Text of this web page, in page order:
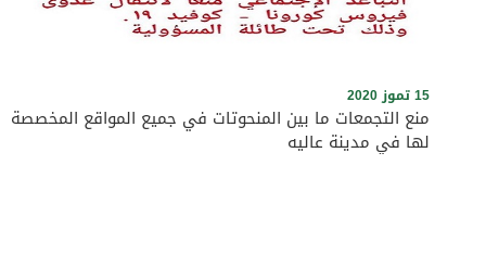
15 تموز 2020
منع التجمعات ما بين المنحوتات في جميع المواقع المخصصة
لها في مدينة عاليه